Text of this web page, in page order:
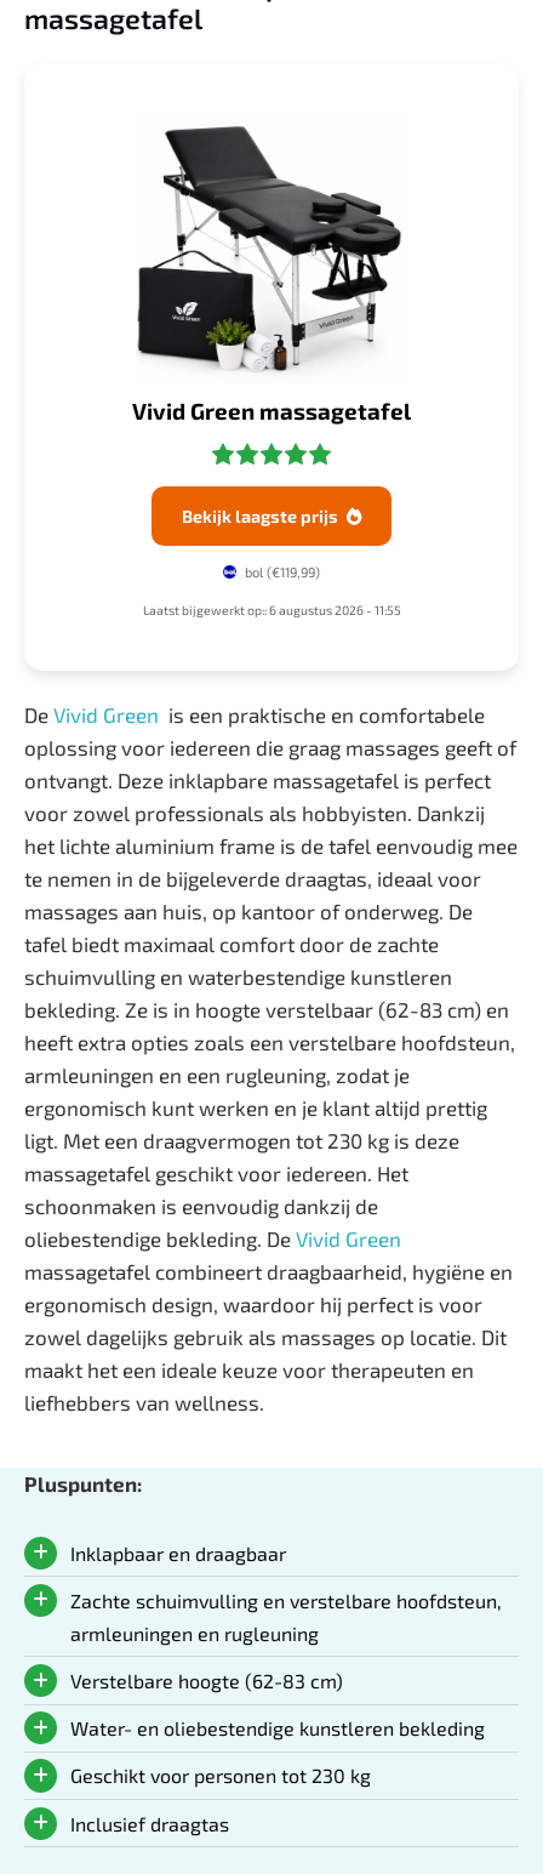
massagetafel
Vivid Green massagetafel
Bekijk laagste prijs 
bol (€119,99)
Laatst bijgewerkt op:: 6 augustus 2026 - 11:55
De Vivid Green is een praktische en comfortabele
oplossing voor iedereen die graag massages geeft of
ontvangt. Deze inklapbare massagetafel is perfect
voor zowel professionals als hobbyisten. Dankzij
het lichte aluminium frame is de tafel eenvoudig mee
te nemen in de bijgeleverde draagtas, ideaal voor
massages aan huis, op kantoor of onderweg. De
tafel biedt maximaal comfort door de zachte
schuimvulling en waterbestendige kunstleren
bekleding. Ze is in hoogte verstelbaar (62-83 cm) en
heeft extra opties zoals een verstelbare hoofdsteun,
armleuningen en een rugleuning, zodat je
ergonomisch kunt werken en je klant altijd prettig
ligt. Met een draagvermogen tot 230 kg is deze
massagetafel geschikt voor iedereen. Het
schoonmaken is eenvoudig dankzij de
oliebestendige bekleding. De Vivid Green
massagetafel combineert draagbaarheid, hygiëne en
ergonomisch design, waardoor hij perfect is voor
zowel dagelijks gebruik als massages op locatie. Dit
maakt het een ideale keuze voor therapeuten en
liefhebbers van wellness.
Pluspunten:
Inklapbaar en draagbaar
Zachte schuimvulling en verstelbare hoofdsteun,
armleuningen en rugleuning
Verstelbare hoogte (62-83 cm)
Water- en oliebestendige kunstleren bekleding
Geschikt voor personen tot 230 kg
Inclusief draagtas